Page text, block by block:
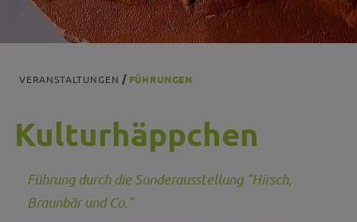
VERANSTALTUNGEN FÜHRUNGEN
Kulturhäppchen
Führung durch die Sonderausstellung "Hirsch,
Braunbär und Co."